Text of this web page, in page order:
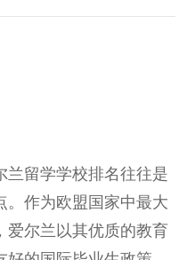
兰留学学校排名往往是
。作为欧盟国家中最大
爱尔兰以其优质的教育